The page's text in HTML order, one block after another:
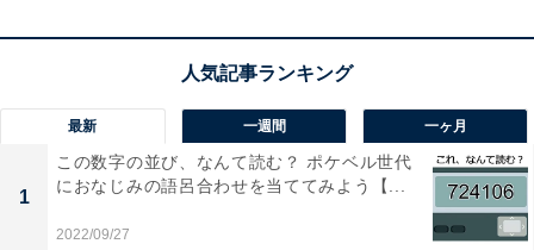
1 2
最新 一週間 一ヶ月
1
この数字の並び、なんて読む？ ポケベル世代
におなじみの語呂合わせを当ててみよう【...
2022/09/27